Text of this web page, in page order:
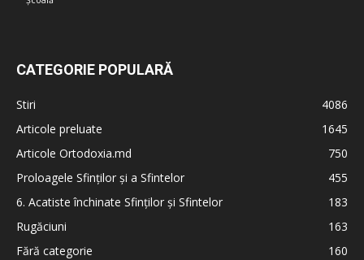
CATEGORIE POPULARĂ
Stiri
4086
Articole preluate
1645
Articole Ortodoxia.md
750
Proloagele Sfinților și a Sfintelor
455
6. Acatiste închinate Sfinților și Sfintelor
183
Rugăciuni
163
Fără categorie
160